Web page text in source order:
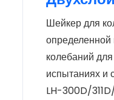
Шейкер для
определенной
колебаний
испытаниях и
LH-300D/